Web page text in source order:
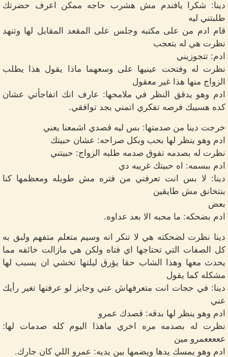
دينا: شكرا يافندم مش هشرب حاجه ممكن اعرف حضرتك
طلبتني ليه
قام ادم من على مكتبه وجلس على المقعد المقابل لها وتنهد
نظرت هي له بتعجب
ادم: تتجوزيني
نظرت له وفتحت عينيها على وسعهما ماذا يقول هذا يطلب
الزواج منها هذا غير معقول
ادم وهو يدقق النظر في ملامحها: عارف انك اتفاجأتي عشان
كده هسيبك فرصه تفكري اتمني بجد توافقي.
خرجت دينا من صدمتها: بس ليه قصدي اشمعنا يعني
ادم وهو ينظر لها بحب وبكل صراحه: عشان حبيتك
نظرت له بصدمه تفوق صدمه طلبه الزواج: حبيتني
ادم ببسمه: اه حبيتك غريبه دي
دينا: لا بس انت تعرفني من فتره مش طويله ومعظمها كنا
بنتخانق مش طايقين
بعض
ادم بضحكه: ما محبه الا بعد عداوه.
دينا نظرت لضحكته هي لا تنكر انه وسيم متعلم متفهم ولبق به
كل الصفات التي تحتاجها اي فتاه ولكن هي مازالت خائفه مما
يحدث معها وهذا الشاب حقا يؤرق ليلتها تخشي ان يسبب لها
مشكله كما يقول
دينا: في حجات انت متعرفهاش عني وجايز لو عرفتها تغير رأيك
عني
ادم وهو ينظر لها بدقه: قصدك عمرو
نظرت له بصدمه مره اخري ماهذا اليوم كله صدمات لها:
عععععمرو مين
ادم وهو يمسك يدها ويضمها بين يديه: عمرو اللي كان جارك.